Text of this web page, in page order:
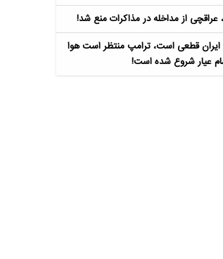
عراقچی از مداخله در مذاکرات منع شد!
ایران قطعی است، ترامپ منتظر است هوا
عیار شروع شده است!